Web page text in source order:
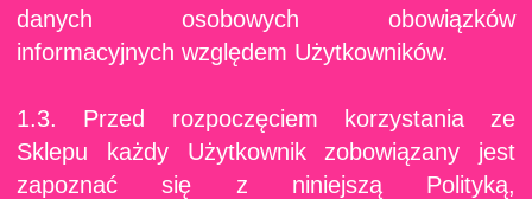
danych osobowych obowiązków
informacyjnych względem Użytkowników.
1.3. Przed rozpoczęciem korzystania ze
Sklepu każdy Użytkownik zobowiązany jest
zapoznać się z niniejszą Polityką,